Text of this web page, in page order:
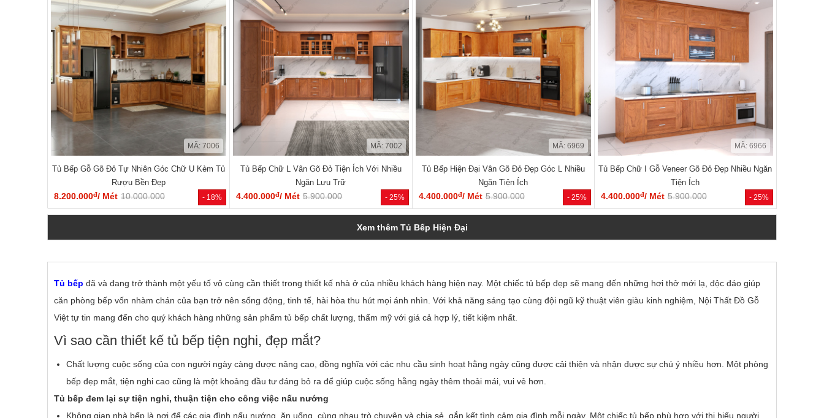
- 18%
MÃ: 7006
Tủ Bếp Gỗ Gõ Đỏ Tự Nhiên Góc Chữ U Kèm Tủ
Rượu Bền Đẹp
8.200.000đ/ Mét 10.000.000 - 25%
MÃ: 7002
Tủ Bếp Chữ L Vân Gõ Đỏ Tiện Ích Với Nhiều
Ngăn Lưu Trữ
4.400.000đ/ Mét 5.900.000 - 25%
MÃ: 6969
Tủ Bếp Hiện Đại Vân Gõ Đỏ Đẹp Góc L Nhiều
Ngăn Tiện Ích
4.400.000đ/ Mét 5.900.000 - 25%
MÃ: 6966
Tủ Bếp Chữ I Gỗ Veneer Gõ Đỏ Đẹp Nhiều Ngăn
Tiện Ích
4.400.000đ/ Mét 5.900.000
Xem thêm Tủ Bếp Hiện Đại
Tủ bếp đã và đang trở thành một yếu tố vô cùng cần thiết trong thiết kế nhà ở của nhiều khách hàng hiện nay. Một chiếc tủ bếp đẹp sẽ mang đến những hơi thở mới lạ, độc đáo giúp
căn phòng bếp vốn nhàm chán của bạn trở nên sống động, tinh tế, hài hòa thu hút mọi ánh nhìn. Với khả năng sáng tạo cùng đội ngũ kỹ thuật viên giàu kinh nghiệm, Nội Thất Đồ Gỗ
Việt tự tin mang đến cho quý khách hàng những sản phẩm tủ bếp chất lượng, thẩm mỹ với giá cả hợp lý, tiết kiệm nhất.
Vì sao cần thiết kế tủ bếp tiện nghi, đẹp mắt?
Chất lượng cuộc sống của con người ngày càng được nâng cao, đồng nghĩa với các nhu cầu sinh hoạt hằng ngày cũng được cải thiện và nhận được sự chú ý nhiều hơn. Một phòng
bếp đẹp mắt, tiện nghi cao cũng là một khoảng đầu tư đáng bỏ ra để giúp cuộc sống hằng ngày thêm thoải mái, vui vẻ hơn.
Tủ bếp đem lại sự tiện nghi, thuận tiện cho công việc nấu nướng
Không gian nhà bếp là nơi để các gia đình nấu nướng, ăn uống, cùng nhau trò chuyện và chia sẻ, gắn kết tình cảm gia đình mỗi ngày. Một chiếc tủ bếp phù hợp với thị hiếu người